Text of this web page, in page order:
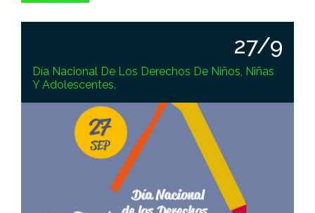
27/9
Día Nacional De Los Derechos De Niños, Niñas
Y Adolescentes.